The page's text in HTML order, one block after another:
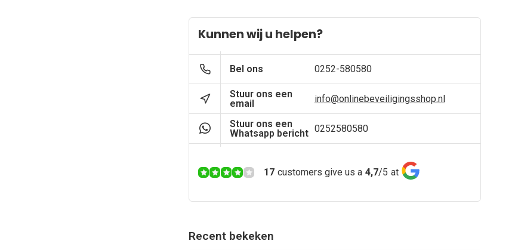
Kunnen wij u helpen?
Bel ons 0252-580580
Stuur ons een
email
info@onlinebeveiligingsshop.nl
Stuur ons een
Whatsapp bericht 0252580580
17 customers give us a 4,7/5 at
Recent bekeken